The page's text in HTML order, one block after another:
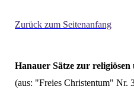
Zurück zum Seitenanfang
Hanauer Sätze zur
(aus: "Freies Christentum" Nr.